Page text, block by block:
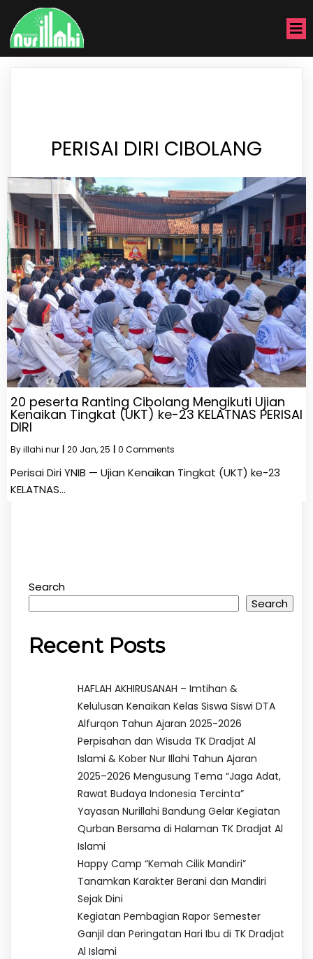
PERISAI DIRI CIBOLANG
20 peserta Ranting Cibolang Mengikuti Ujian
Kenaikan Tingkat (UKT) ke-23 KELATNAS PERISAI
DIRI
Byillahi nur 20 Jan, 25 0 Comments
Perisai Diri YNIB — Ujian Kenaikan Tingkat (UKT) ke-23
KELATNAS…
Search
Search
Recent Posts
HAFLAH AKHIRUSANAH – Imtihan &
Kelulusan Kenaikan Kelas Siswa Siswi DTA
Alfurqon Tahun Ajaran 2025-2026
Perpisahan dan Wisuda TK Dradjat Al
Islami & Kober Nur Illahi Tahun Ajaran
2025–2026 Mengusung Tema “Jaga Adat,
Rawat Budaya Indonesia Tercinta”
Yayasan Nurillahi Bandung Gelar Kegiatan
Qurban Bersama di Halaman TK Dradjat Al
Islami
Happy Camp “Kemah Cilik Mandiri”
Tanamkan Karakter Berani dan Mandiri
Sejak Dini
Kegiatan Pembagian Rapor Semester
Ganjil dan Peringatan Hari Ibu di TK Dradjat
Al Islami